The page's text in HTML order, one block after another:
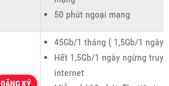
50 phút ngoại mạng
ĐĂNG KÝ
45Gb/1 tháng ( 1,5Gb/1 ngày )
Hết 1,5Gb/1 ngày ngừng truy
internet